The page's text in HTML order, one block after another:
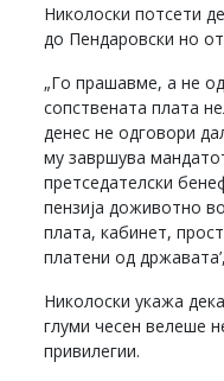
Николоски потсети
до Пендаровски но
„Го прашавме, а не
сопствената плата
денес не одговори
му завршува
претседателски
пензија доживотно
плата, кабинет,
платени од
Николоски укажа
глуми чесен велеше
привилегии.